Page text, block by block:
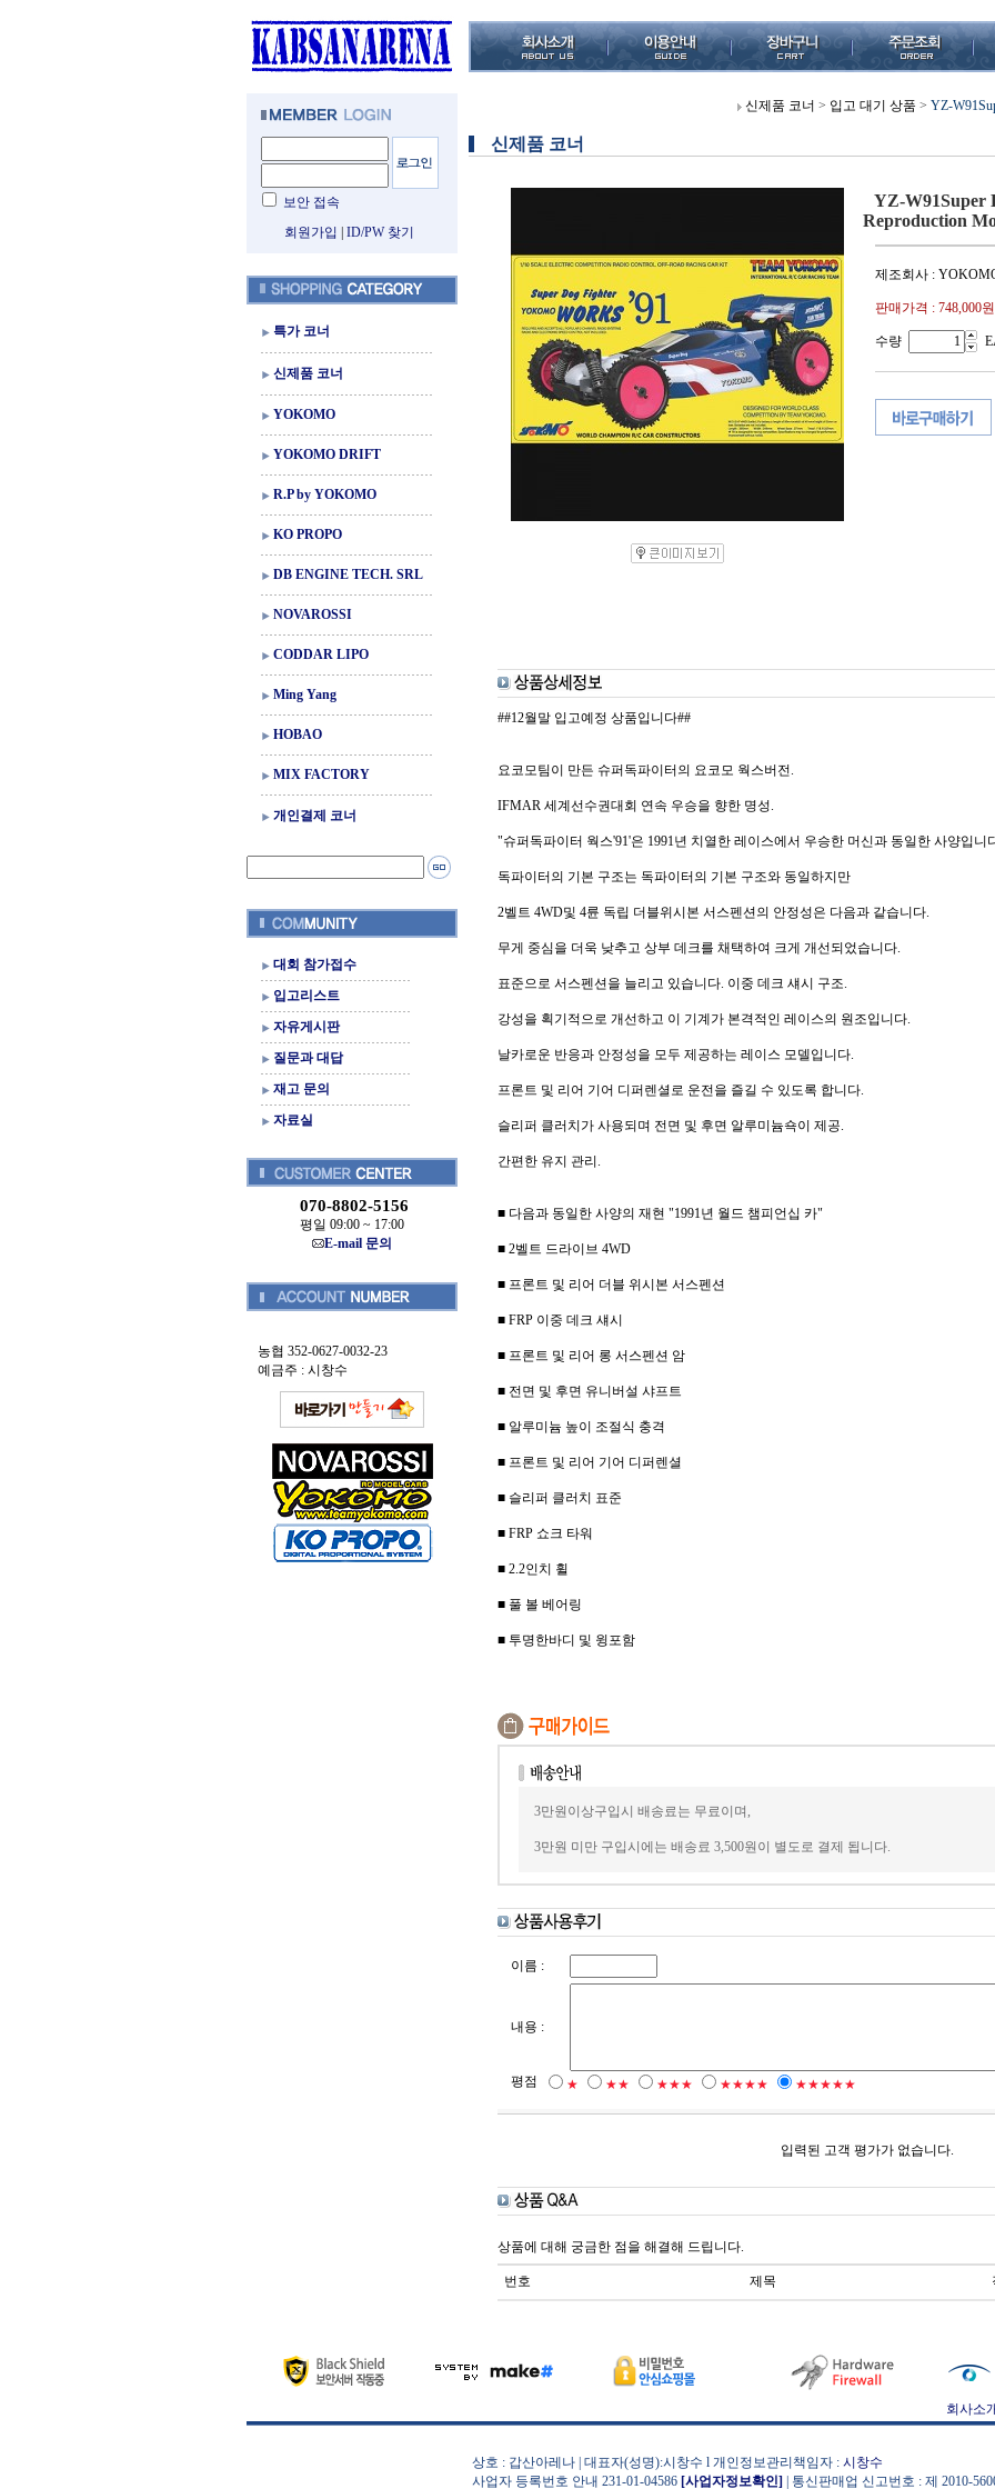
보안 접속
회원가입
ID/PW 찾기
특가 코너
신제품 코너
YOKOMO
YOKOMO DRIFT
R.P by YOKOMO
KO PROPO
DB ENGINE TECH. SRL
NOVAROSSI
CODDAR LIPO
Ming Yang
HOBAO
MIX FACTORY
개인결제 코너
대회 참가접수
입고리스트
자유게시판
질문과 대답
재고 문의
자료실
070-8802-5156
평일 09:00 ~ 17:00
E-mail 문의
농협 352-0627-0032-23
예금주 : 시창수
신제품 코너 > 입고 대기 상품 > YZ-
신제품 코너
YZ-W91Super
Reproduction
제조회사 :
판매가격 : 748,000원
수량
##12월말 입고예정 상품입니다##
요코모팀이 만든 슈퍼독파이터의 요코모 웍스버전.
IFMAR 세계선수권대회 연속 우승을 향한 명성.
"슈퍼독파이터 웍스'91'은 1991년 치열한 레이스에서 우승한 머신과 동일한 사양입니
독파이터의 기본 구조는 독파이터의 기본 구조와 동일하지만
2벨트 4WD및 4륜 독립 더블위시본 서스펜션의 안정성은 다음과 같습니다.
무게 중심을 더욱 낮추고 상부 데크를 채택하여 크게 개선되었습니다.
표준으로 서스펜션을 늘리고 있습니다. 이중 데크 섀시 구조.
강성을 획기적으로 개선하고 이 기계가 본격적인 레이스의 원조입니다.
날카로운 반응과 안정성을 모두 제공하는 레이스 모델입니다.
프론트 및 리어 기어 디퍼렌셜로 운전을 즐길 수 있도록 합니다.
슬리퍼 클러치가 사용되며 전면 및 후면 알루미늄쇽이 제공.
간편한 유지 관리.
■ 다음과 동일한 사양의 재현 "1991년 월드 챔피언십 카"
■ 2벨트 드라이브 4WD
■ 프론트 및 리어 더블 위시본 서스펜션
■ FRP 이중 데크 섀시
■ 프론트 및 리어 롱 서스펜션 암
■ 전면 및 후면 유니버설 샤프트
■ 알루미늄 높이 조절식 충격
■ 프론트 및 리어 기어 디퍼렌셜
■ 슬리퍼 클러치 표준
■ FRP 쇼크 타워
■ 2.2인치 휠
■ 풀 볼 베어링
■ 투명한바디 및 윙포함
3만원이상구입시 배송료는 무료이며,
3만원 미만 구입시에는 배송료 3,500원이 별도로 결제 됩니다.
이름 :
내용 :
평점 ★ ★★ ★★★ ★★★★ ★★★★★
입력된 고객 평가가 없습니다.
상품에 대해 궁금한 점을 해결해 드립니다.
번호 제목
회사소
상호 : 갑산아레나 | 대표자(성명):시창수 l 개인정보관리책임자 : 시창수
사업자 등록번호 안내 231-01-04586 [사업자정보확인] | 통신판매업 신고번호 : 제 2010-